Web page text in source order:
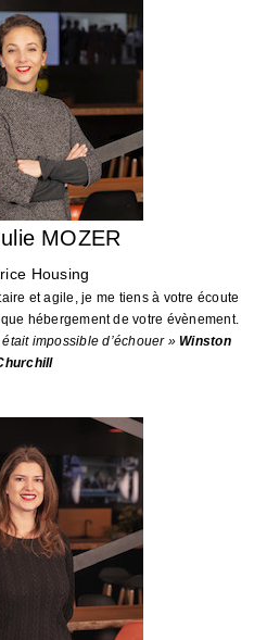
MOZER
Housing
et agile, je me tiens à votre écoute
hébergement de votre évènement.
impossible d’échouer » Winston